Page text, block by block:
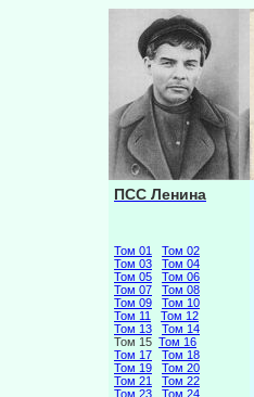
ПСС Ленина
Том 01
Том 02
Том 03
Том 04
Том 05
Том 06
Том 07
Том 08
Том 09
Том 10
Том 11
Том 12
Том 13
Том 14
Том 15 Том 16
Том 17
Том 18
Том 19
Том 20
Том 21
Том 22
Том 23
Том 24